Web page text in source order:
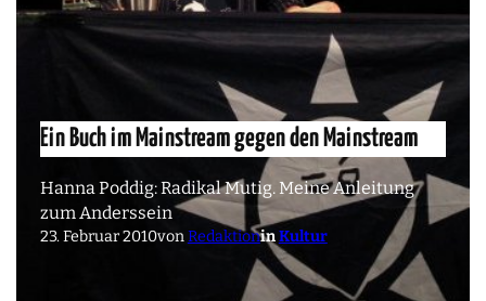
Ein Buch im Mainstream gegen den Mainstream
Hanna Poddig: Radikal Mutig. Meine Anleitung
zum Anderssein
23. Februar 2010vonRedaktioninKultur